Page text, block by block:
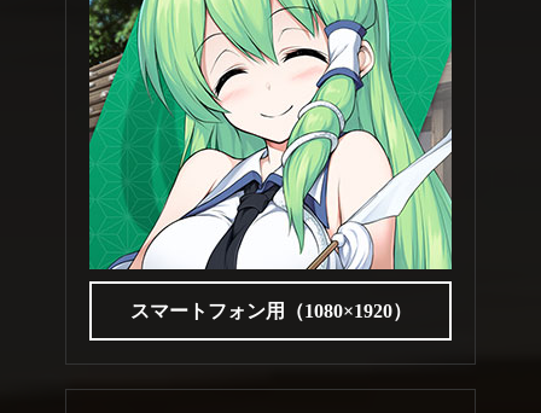
スマートフォン用（1080×1920）